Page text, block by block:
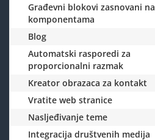
Građevni blokovi zasnovani na
komponentama
Blog
Automatski rasporedi za
proporcionalni razmak
Kreator obrazaca za kontakt
Vratite web stranice
Nasljeđivanje teme
Integracija društvenih medija